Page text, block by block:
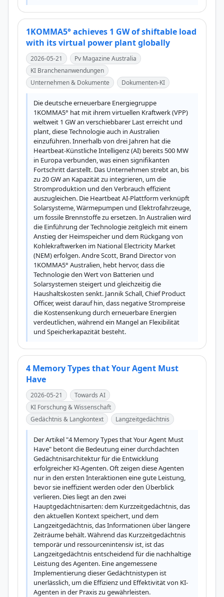
1KOMMA5° achieves 1 GW of shiftable load
with its virtual power plant globally
2026-05-21
Pv Magazine Australia
KI Branchenanwendungen
Unternehmen & Dokumente
Dokumenten-KI
Die deutsche erneuerbare Energiegruppe
1KOMMA5° hat mit ihrem virtuellen Kraftwerk (VPP)
weltweit 1 GW an verschiebbarer Last erreicht und
plant, diese Technologie auch in Australien
einzuführen. Innerhalb von drei Jahren hat die
Heartbeat-Künstliche Intelligenz (AI) bereits 500 MW
in Europa verbunden, was einen signifikanten
Fortschritt darstellt. Das Unternehmen strebt an, bis
zu 20 GW an Kapazität zu integrieren, um die
Stromproduktion und den Verbrauch effizient
auszugleichen. Die Heartbeat AI-Plattform verknüpft
Solarsysteme, Wärmepumpen und Elektrofahrzeuge,
um fossile Brennstoffe zu ersetzen. In Australien wird
die Einführung der Technologie zeitgleich mit einem
Anstieg der Heimspeicher und dem Rückgang von
Kohlekraftwerken im National Electricity Market
(NEM) erfolgen. Andre Scott, Brand Director von
1KOMMA5° Australien, hebt hervor, dass die
Technologie den Wert von Batterien und
Solarsystemen steigert und gleichzeitig die
Haushaltskosten senkt. Jannik Schall, Chief Product
Officer, weist darauf hin, dass negative Strompreise
die Kostensenkung durch erneuerbare Energien
verdeutlichen, während ein Mangel an Flexibilität
und Speicherkapazität besteht.
4 Memory Types that Your Agent Must
Have
2026-05-21
Towards AI
KI Forschung & Wissenschaft
Gedächtnis & Langkontext
Langzeitgedächtnis
Der Artikel "4 Memory Types that Your Agent Must
Have" betont die Bedeutung einer durchdachten
Gedächtnisarchitektur für die Entwicklung
erfolgreicher KI-Agenten. Oft zeigen diese Agenten
nur in den ersten Interaktionen eine gute Leistung,
bevor sie ineffizient werden oder den Überblick
verlieren. Dies liegt an den zwei
Hauptgedächtnisarten: dem Kurzzeitgedächtnis, das
den aktuellen Kontext speichert, und dem
Langzeitgedächtnis, das Informationen über längere
Zeiträume behält. Während das Kurzzeitgedächtnis
temporär und ressourcenintensiv ist, ist das
Langzeitgedächtnis entscheidend für die nachhaltige
Leistung des Agenten. Eine angemessene
Implementierung dieser Gedächtnistypen ist
unerlässlich, um die Effizienz und Effektivität von KI-
Agenten in der Praxis zu gewährleisten.